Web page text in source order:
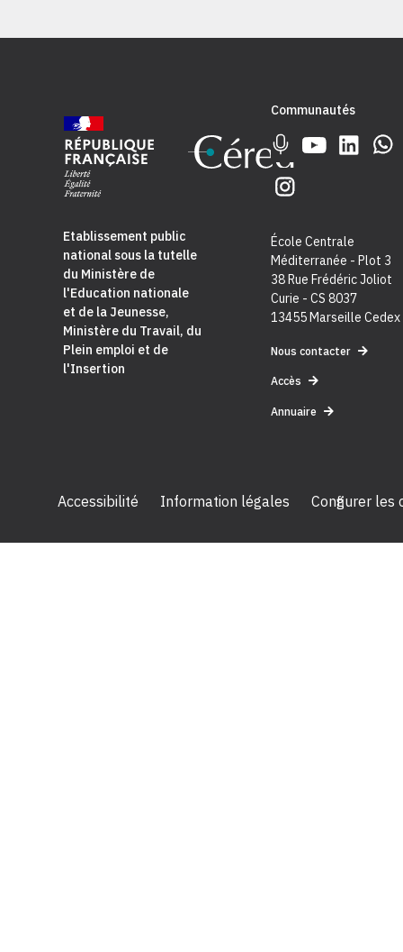
Etablissement public
national sous la tutelle
du Ministère de
l'Education nationale
et de la Jeunesse,
Ministère du Travail, du
Plein emploi et de
l'Insertion
Communautés
École Centrale
Méditerranée - Plot 3
38 Rue Frédéric Joliot
Curie - CS 8037
13455 Marseille Cedex
Nous contacter
Accès
Annuaire
Accessibilité Information légales Configurer les